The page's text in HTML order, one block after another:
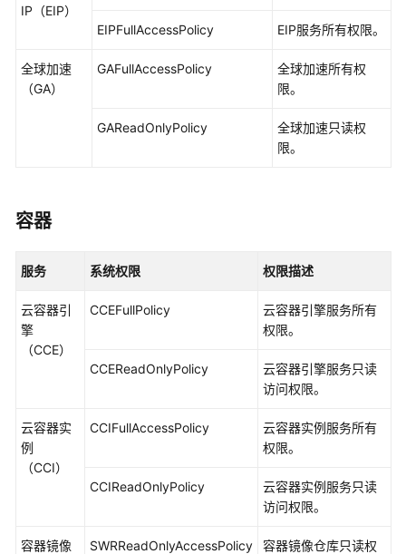
IP（EIP）
EIPFullAccessPolicy EIP服务所有权限。
全球加速
（GA）
GAFullAccessPolicy
全球加速所有权
限。
GAReadOnlyPolicy
全球加速只读权
限。
容器
服务 系统权限 权限描述
云容器引
擎
（CCE）
CCEFullPolicy
云容器引擎服务所有
权限。
CCEReadOnlyPolicy
云容器引擎服务只读
访问权限。
云容器实
例
（CCI）
CCIFullAccessPolicy
云容器实例服务所有
权限。
CCIReadOnlyPolicy
云容器实例服务只读
访问权限。
容器镜像
SWRReadOnlyAccessPolicy
容器镜像仓库只读权